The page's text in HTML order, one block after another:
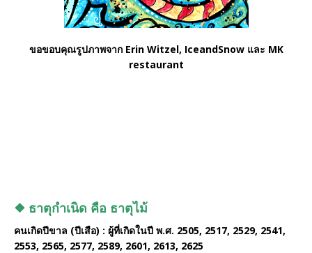
ขอขอบคุณรูปภาพจาก Erin Witzel, IceandSnow และ MK
restaurant
❖ ธาตุกำเนิด คือ ธาตุไม้
คนเกิดปีขาล (ปีเสือ) : ผู้ที่เกิดในปี พ.ศ. 2505, 2517, 2529, 2541,
2553, 2565, 2577, 2589, 2601, 2613, 2625